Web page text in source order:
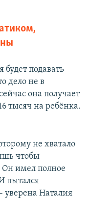
подавать
дело не в
она получает
тысяч на ребёнка.
не хватало
чтобы
Он имел полное
пытался
уверена Наталия